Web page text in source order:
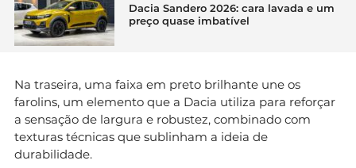
Dacia Sandero 2026: cara lavada e um
preço quase imbatível
Na traseira, uma faixa em preto brilhante une os
farolins, um elemento que a Dacia utiliza para reforçar
a sensação de largura e robustez, combinado com
texturas técnicas que sublinham a ideia de
durabilidade.